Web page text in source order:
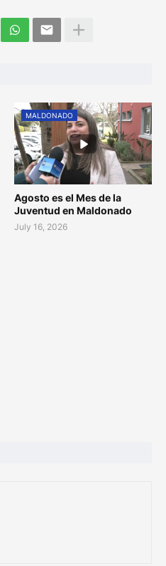
MALDONADO
Agosto es el Mes de la
Juventud en Maldonado
July 16, 2026